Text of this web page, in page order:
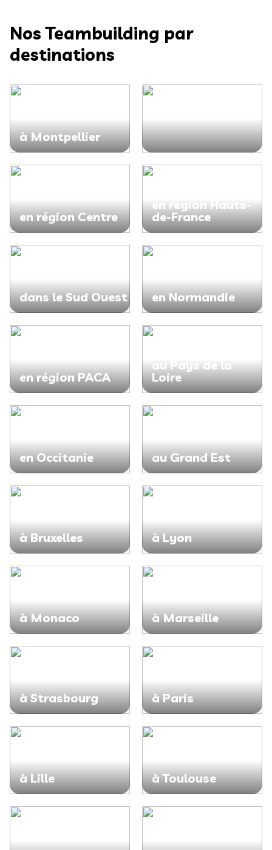
Nos Teambuilding par
destinations
à Montpellier
en région Centre
en région Hauts-
de-France
dans le Sud Ouest en Normandie
en région PACA
au Pays de la
Loire
en Occitanie au Grand Est
à Bruxelles à Lyon
à Monaco à Marseille
à Strasbourg à Paris
à Lille à Toulouse